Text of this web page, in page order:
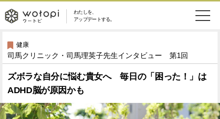
わたしを、
アップデートする。
wotopi
-
ウ
ー
メ
ニ
ュ
ー
美容・コスメ 妊娠・出産
健康
ライフスタイル ファッション
健康
司馬クリニック・司馬理英子先生インタビュー 第1回
ズボラな自分に悩む貴女へ 毎日の「困った！」は
ADHD脳が原因かも